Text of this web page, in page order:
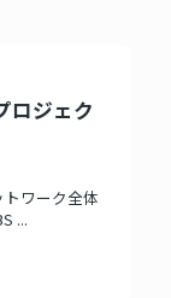
ロジェク
ワーク全体
...